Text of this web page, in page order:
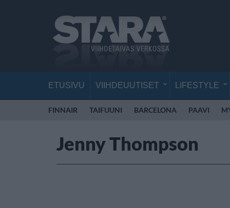
ETUSIVU VIIHDEUUTISET LIFESTYLE
FINNAIR TAIFUUNI BARCELONA PAAVI
Jenny Thompson